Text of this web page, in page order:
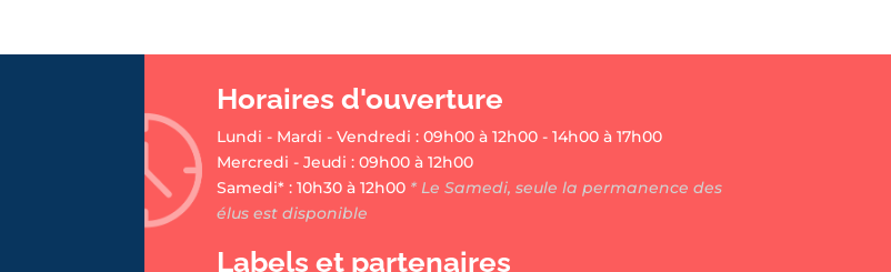
Horaires d'ouverture
Lundi - Mardi - Vendredi : 09h00 à 12h00 - 14h00 à 17h00
Mercredi - Jeudi : 09h00 à 12h00
Samedi* : 10h30 à 12h00* Le Samedi, seule la permanence des
élus est disponible
Labels et partenaires